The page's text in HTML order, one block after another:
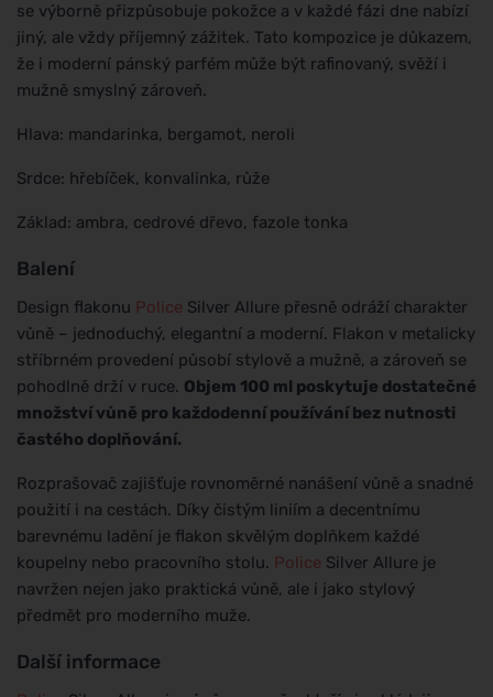
se výborně přizpůsobuje pokožce a v každé fázi dne nabízí
jiný, ale vždy příjemný zážitek. Tato kompozice je důkazem,
že i moderní pánský parfém může být rafinovaný, svěží i
mužně smyslný zároveň.
Hlava: mandarinka, bergamot, neroli
Srdce: hřebíček, konvalinka, růže
Základ: ambra, cedrové dřevo, fazole tonka
Balení
Design flakonu Police Silver Allure přesně odráží charakter
vůně – jednoduchý, elegantní a moderní. Flakon v metalicky
stříbrném provedení působí stylově a mužně, a zároveň se
pohodlně drží v ruce. Objem 100 ml poskytuje dostatečné
množství vůně pro každodenní používání bez nutnosti
častého doplňování.
Rozprašovač zajišťuje rovnoměrné nanášení vůně a snadné
použití i na cestách. Díky čistým liniím a decentnímu
barevnému ladění je flakon skvělým doplňkem každé
koupelny nebo pracovního stolu. Police Silver Allure je
navržen nejen jako praktická vůně, ale i jako stylový
předmět pro moderního muže.
Další informace